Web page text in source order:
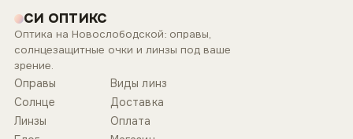
СИ ОПТИКС
Оптика на Новослободской: оправы,
солнцезащитные очки и линзы под ваше
зрение.
Оправы
Солнце
Линзы
Виды линз
Доставка
Оплата